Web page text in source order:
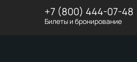
+7 (800) 444-07-48
Билеты и бронирование